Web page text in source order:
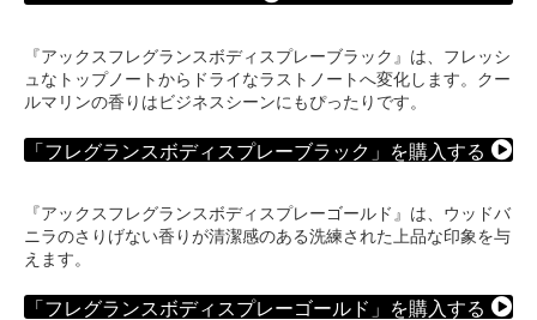
『アックスフレグランスボディスプレーブラック』は、フレッシ
ュなトップノートからドライなラストノートへ変化します。クー
ルマリンの香りはビジネスシーンにもぴったりです。
「フレグランスボディスプレーブラック」を購入する
『アックスフレグランスボディスプレーゴールド』は、ウッドバ
ニラのさりげない香りが清潔感のある洗練された上品な印象を与
えます。
「フレグランスボディスプレーゴールド」を購入する